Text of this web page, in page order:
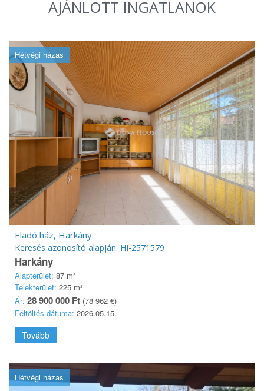
AJÁNLOTT INGATLANOK
Hétvégi házas
Eladó ház, Harkány
Keresés azonosító alapján: HI-2571579
Harkány
Alapterület: 87 m²
Telekterület: 225 m²
Ár: 28 900 000 Ft (78 962 €)
Feltöltés dátuma: 2026.05.15.
Tovább
Hétvégi házas